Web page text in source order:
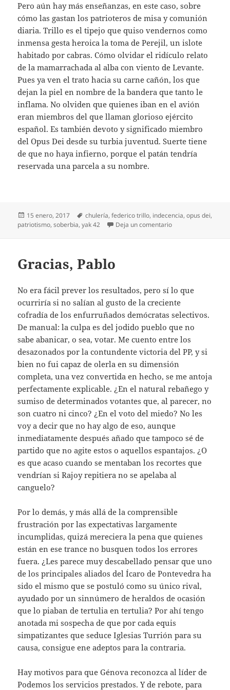
Pero aún hay más enseñanzas, en este caso, sobre
cómo las gastan los patrioteros de misa y comunión
diaria. Trillo es el tipejo que quiso vendernos como
inmensa gesta heroica la toma de Perejil, un islote
habitado por cabras. Cómo olvidar el ridículo relato
de la mamarrachada al alba con viento de Levante.
Pues ya ven el trato hacia su carne cañón, los que
dejan la piel en nombre de la bandera que tanto le
inflama. No olviden que quienes iban en el avión
eran miembros del que llaman glorioso ejército
español. Es también devoto y significado miembro
del Opus Dei desde su turbia juventud. Suerte tiene
de que no haya infierno, porque el patán tendría
reservada una parcela a su nombre.
Publicado
el
15 enero, 2017 Etiquetas
chulería,federico trillo, indecencia,opus dei,
patriotismo,soberbia,yak 42 Deja un comentarioen El indecente
Gracias, Pablo
No era fácil prever los resultados, pero sí lo que
ocurriría si no salían al gusto de la creciente
cofradía de los enfurruñados demócratas selectivos.
De manual: la culpa es del jodido pueblo que no
sabe abanicar, o sea, votar. Me cuento entre los
desazonados por la contundente victoria del PP, y si
bien no fui capaz de olerla en su dimensión
completa, una vez convertida en hecho, se me antoja
perfectamente explicable. ¿En el natural rebañego y
sumiso de determinados votantes que, al parecer, no
son cuatro ni cinco? ¿En el voto del miedo? No les
voy a decir que no hay algo de eso, aunque
inmediatamente después añado que tampoco sé de
partido que no agite estos o aquellos espantajos. ¿O
es que acaso cuando se mentaban los recortes que
vendrían si Rajoy repitiera no se apelaba al
canguelo?
Por lo demás, y más allá de la comprensible
frustración por las expectativas largamente
incumplidas, quizá mereciera la pena que quienes
están en ese trance no busquen todos los errores
fuera. ¿Les parece muy descabellado pensar que uno
de los principales aliados del Ícaro de Pontevedra ha
sido el mismo que se postuló como su único rival,
ayudado por un sinnúmero de heraldos de ocasión
que lo piaban de tertulia en tertulia? Por ahí tengo
anotada mi sospecha de que por cada equis
simpatizantes que seduce Iglesias Turrión para su
causa, consigue ene adeptos para la contraria.
Hay motivos para que Génova reconozca al líder de
Podemos los servicios prestados. Y de rebote, para